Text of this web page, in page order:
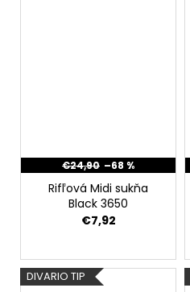
€24,90 –68 %
Rifľová Midi sukňa
Black 3650
€7,92
DIVARIO TIP